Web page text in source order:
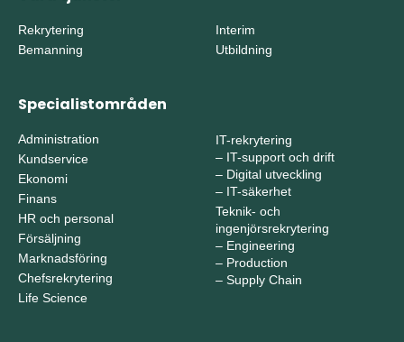
Rekrytering
Bemanning
Interim
Utbildning
Specialistområden
Administration
Kundservice
Ekonomi
Finans
HR och personal
Försäljning
Marknadsföring
Chefsrekrytering
Life Science
IT-rekrytering
– IT-support och drift
– Digital utveckling
– IT-säkerhet
Teknik- och
ingenjörsrekrytering
– Engineering
– Production
– Supply Chain